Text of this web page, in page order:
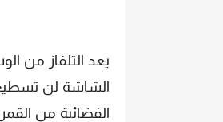
يعد التلفاز من
الشاشة لن
الفضائية من